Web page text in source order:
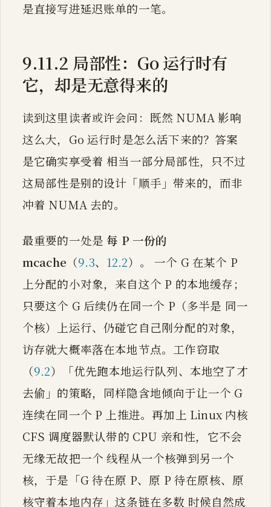
是直接写进延迟账单的一笔。
9.11.2 局部性：Go 运行时有
它，却是无意得来的
读到这里读者或许会问：既然 NUMA 影响
这么大，Go 运行时是怎么活下来的？答案
是它确实享受着 相当一部分局部性，只不过
这局部性是别的设计「顺手」带来的，而非
冲着 NUMA 去的。
最重要的一处是每 P 一份的
mcache （9.3、 12.2）。 一个 G 在某个 P
上分配的小对象，来自这个 P 的本地缓存；
只要这个 G 后续仍在同一个 P（多半是 同一
个核）上运行、仍碰它自己刚分配的对象，
访存就大概率落在本地节点。工作窃取
（9.2）「优先跑本地运行队列、本地空了才
去偷」的策略，同样隐含地倾向于让一个 G
连续在同一个 P 上推进。再加上 Linux 内核
CFS 调度器默认带的 CPU 亲和性，它不会
无缘无故把一个 线程从一个核弹到另一个
核，于是「G 待在原 P、原 P 待在原核、原
核守着本地内存」这条链在多数 时候自然成